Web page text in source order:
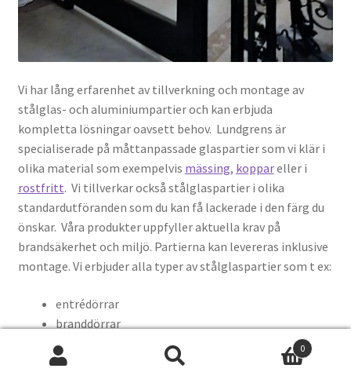
Vi har lång erfarenhet av tillverkning och montage av
stålglas- och aluminiumpartier och kan erbjuda
kompletta lösningar oavsett behov. Lundgrens är
specialiserade på måttanpassade glaspartier som vi klär i
olika material som exempelvis mässing, koppareller i
rostfritt. Vi tillverkar också stålglaspartier i olika
standardutföranden som du kan få lackerade i den färg du
önskar. Våra produkter uppfyller aktuella krav på
brandsäkerhet och miljö. Partierna kan levereras inklusive
montage. Vi erbjuder alla typer av stålglaspartier som t ex:
entrédörrar
branddörrar
säkerhetsdörrar
skjutbara glaspartier
0